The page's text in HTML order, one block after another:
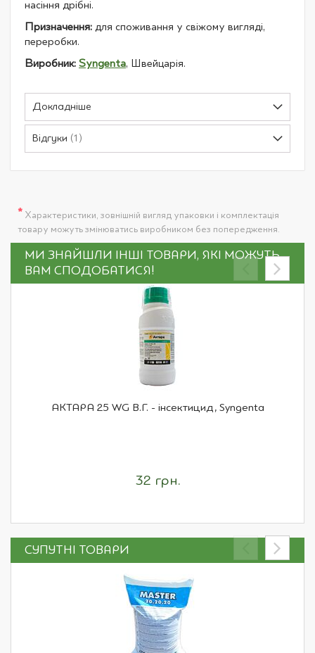
насіння дрібні.
Призначення: для споживання у свіжому вигляді,
переробки.
Виробник: Syngenta, Швейцарія.
Докладніше
Відгуки 1
* Характеристики, зовнішній вигляд упаковки і комплектація
товару можуть змінюватись виробником без попередження.
МИ ЗНАЙШЛИ ІНШІ ТОВАРИ, ЯКІ МОЖУТЬ
ВАМ СПОДОБАТИСЯ!
АКТАРА 25 WG В.Г. - інсектицид, Syngenta
32 грн.
СУПУТНІ ТОВАРИ